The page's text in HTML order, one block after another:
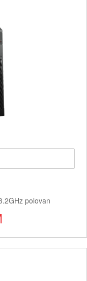
polovan